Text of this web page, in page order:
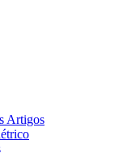
Artigos